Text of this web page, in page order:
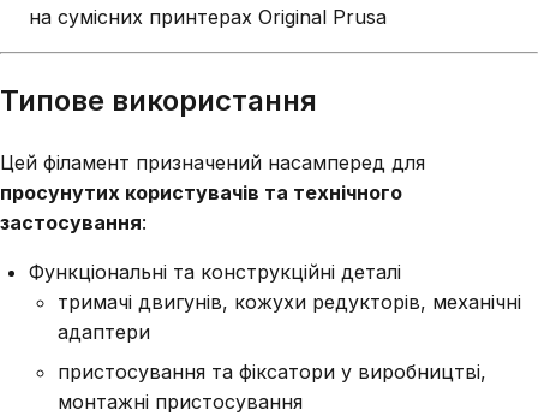
на сумісних принтерах Original Prusa
Типове використання
Цей філамент призначений насамперед для
просунутих користувачів та технічного
застосування:
Функціональні та конструкційні деталі
тримачі двигунів, кожухи редукторів, механічні
адаптери
пристосування та фіксатори у виробництві,
монтажні пристосування